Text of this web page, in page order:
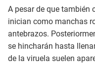
A pesar de que también
inician como manchas
antebrazos.
se hincharán hasta
de la viruela suelen